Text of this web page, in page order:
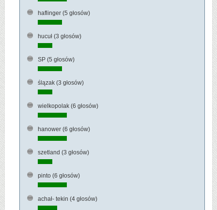
haflinger (5 głosów)
hucuł (3 głosów)
SP (5 głosów)
ślązak (3 głosów)
wielkopolak (6 głosów)
hanower (6 głosów)
szetland (3 głosów)
pinto (6 głosów)
achał- tekin (4 głosów)